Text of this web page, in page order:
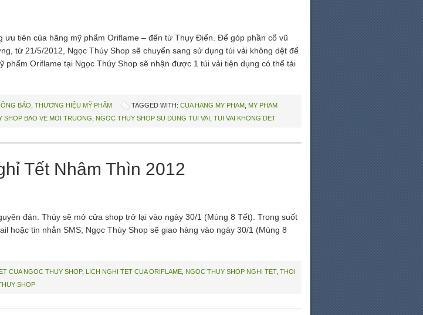
tiên của hãng mỹ phẩm Oriflame – đến từ Thụy Điển. Để góp phần cổ vũ
từ 21/5/2012, Ngọc Thúy Shop sẽ chuyển sang sử dụng túi vải không dệt để
Oriflame tại Ngọc Thúy Shop sẽ nhận được 1 túi vải tiện dụng có thể tái
BÁO THƯƠNG HIỆU MỸ PHẨM TAGGED WITH: CUA HANG MY PHAM MY PHAM
SHOP BAO VE MOI TRUONG NGOC THUY SHOP SU DUNG TUI VAI TUI VAI KHONG DET
Tết Nhâm Thìn 2012
đán. Thúy sẽ mở cửa shop trở lại vào ngày 30/1 (Mùng 8 Tết). Trong suốt
hoặc tin nhắn SMS; Ngọc Thúy Shop sẽ giao hàng vào ngày 30/1 (Mùng 8
CUA NGOC THUY SHOP, LICH NGHI TET CUA ORIFLAME NGOC THUY SHOP NGHI TET, THOI
SHOP